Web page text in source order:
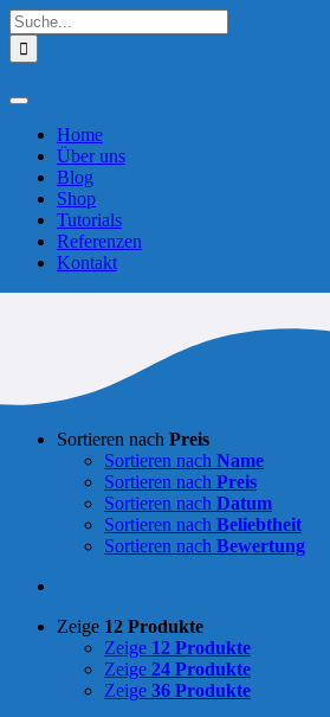
Zum
Inhalt
springen
Suche
nach:
Toggle
NavigationHome
Über uns
Blog
Shop
Tutorials
Referenzen
Kontakt
Sortieren nach Preis
Sortieren nach Name
Sortieren nach Preis
Sortieren nach Datum
Sortieren nach Beliebtheit
Sortieren nach Bewertung
Zeige 12 Produkte
Zeige 12 Produkte
Zeige 24 Produkte
Zeige 36 Produkte